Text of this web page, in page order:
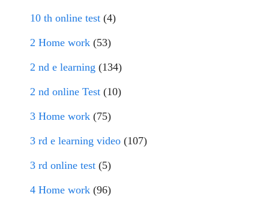
10 th online test (4)
2 Home work (53)
2 nd e learning (134)
2 nd online Test (10)
3 Home work (75)
3 rd e learning video (107)
3 rd online test (5)
4 Home work (96)